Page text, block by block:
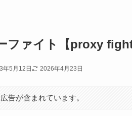
ファイト【proxy fight
年5月12日 2026年4月23日
告が含まれています。